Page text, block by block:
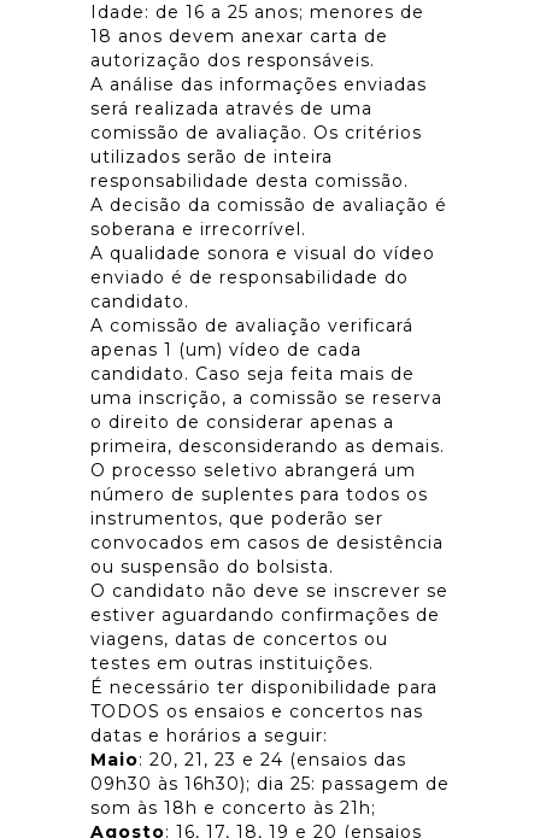
Idade: de 16 a 25 anos; menores de
18 anos devem anexar carta de
autorização dos responsáveis.
A análise das informações enviadas
será realizada através de uma
comissão de avaliação. Os critérios
utilizados serão de inteira
responsabilidade desta comissão.
A decisão da comissão de avaliação é
soberana e irrecorrível.
A qualidade sonora e visual do vídeo
enviado é de responsabilidade do
candidato.
A comissão de avaliação verificará
apenas 1 (um) vídeo de cada
candidato. Caso seja feita mais de
uma inscrição, a comissão se reserva
o direito de considerar apenas a
primeira, desconsiderando as demais.
O processo seletivo abrangerá um
número de suplentes para todos os
instrumentos, que poderão ser
convocados em casos de desistência
ou suspensão do bolsista.
O candidato não deve se inscrever se
estiver aguardando confirmações de
viagens, datas de concertos ou
testes em outras instituições.
É necessário ter disponibilidade para
TODOS os ensaios e concertos nas
datas e horários a seguir:
Maio: 20, 21, 23 e 24 (ensaios das
09h30 às 16h30); dia 25: passagem de
som às 18h e concerto às 21h;
Agosto: 16, 17, 18, 19 e 20 (ensaios